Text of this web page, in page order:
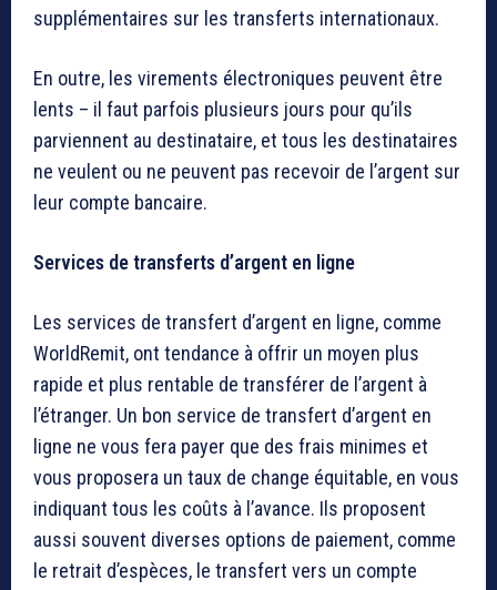
supplémentaires sur les transferts internationaux.
En outre, les virements électroniques peuvent être
lents – il faut parfois plusieurs jours pour qu’ils
parviennent au destinataire, et tous les destinataires
ne veulent ou ne peuvent pas recevoir de l’argent sur
leur compte bancaire.
Services de transferts d’argent en ligne
Les services de transfert d’argent en ligne, comme
WorldRemit, ont tendance à offrir un moyen plus
rapide et plus rentable de transférer de l’argent à
l’étranger. Un bon service de transfert d’argent en
ligne ne vous fera payer que des frais minimes et
vous proposera un taux de change équitable, en vous
indiquant tous les coûts à l’avance. Ils proposent
aussi souvent diverses options de paiement, comme
le retrait d’espèces, le transfert vers un compte